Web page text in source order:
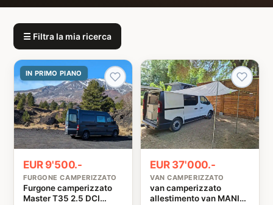
☰ Filtra la mia ricerca
IN PRIMO PIANO
EUR 9'500.-
FURGONE CAMPERIZZATO
Furgone camperizzato
Master T35 2.5 DCI
EUR 37'000.-
VAN CAMPERIZZATO
van camperizzato
allestimento van MANIA